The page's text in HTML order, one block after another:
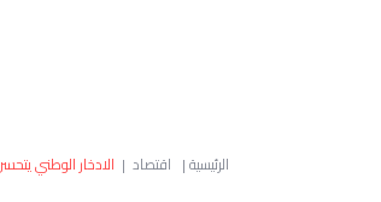
الرئيسية| اقتصاد | الادخار الوطني يتحسن إلى